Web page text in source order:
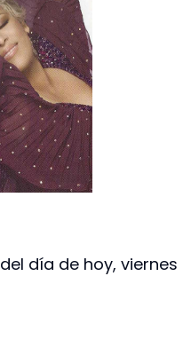
del día de hoy, viernes